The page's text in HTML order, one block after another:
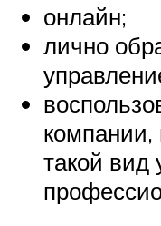
онлайн;
лично
такой вид